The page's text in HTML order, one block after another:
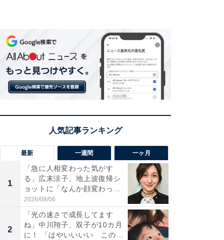
最新 一週間 一ヶ月
1
「急に人相変わった気がす
る」広末涼子、地上波復帰シ
ョットに「なんか顔変わっ
た」の...
2026/08/06
2
「光の速さで成長してます
ね」中川翔子、双子が10カ月
に！ 「はやいいいい この